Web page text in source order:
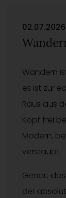
Wandern
es ist zur
Raus aus
Kopf frei
Modern,
verstaubt.
Genau
der